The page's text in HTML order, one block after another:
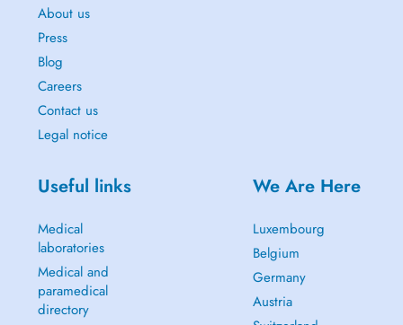
About us
Press
Blog
Careers
Contact us
Legal notice
Useful links
Medical
laboratories
Medical and
paramedical
directory
We Are Here
Luxembourg
Belgium
Germany
Austria